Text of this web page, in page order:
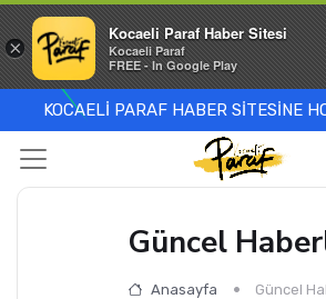
KOCAELİ PARAF HABER SİTESİNE
Güncel
Anasayfa Güncel
×
Kocaeli Paraf Haber Sitesi
Kocaeli Paraf
FREE - In Google Play